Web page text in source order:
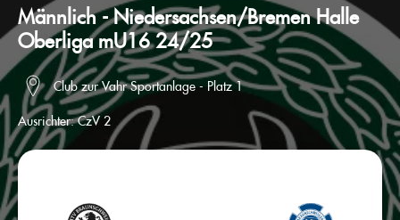
Männlich - Niedersachsen/Bremen Halle
Oberliga mU16 24/25
Club zur Vahr Sportanlage - Platz 1
Ausrichter:CzV 2